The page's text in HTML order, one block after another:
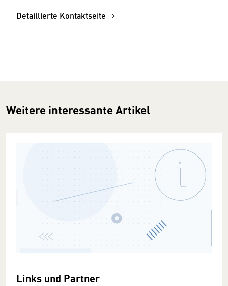
Detaillierte Kontaktseite
Weitere interessante Artikel
Links und Partner